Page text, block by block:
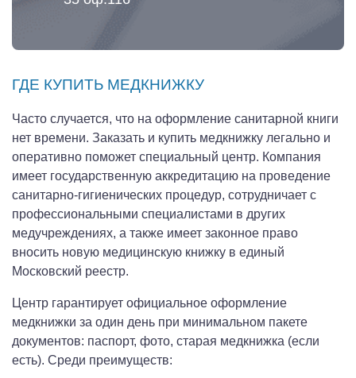
ГДЕ КУПИТЬ МЕДКНИЖКУ
Часто случается, что на оформление санитарной книги
нет времени. Заказать и купить медкнижку легально и
оперативно поможет специальный центр. Компания
имеет государственную аккредитацию на проведение
санитарно-гигиенических процедур, сотрудничает с
профессиональными специалистами в других
медучреждениях, а также имеет законное право
вносить новую медицинскую книжку в единый
Московский реестр.
Центр гарантирует официальное оформление
медкнижки за один день при минимальном пакете
документов: паспорт, фото, старая медкнижка (если
есть). Среди преимуществ: